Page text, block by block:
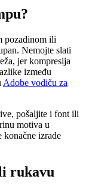
pozadinom ili
Nemojte slati
jer kompresija
između
Adobe vodiču za
pošaljite i font ili
motiva u
konačne izrade
rukavu